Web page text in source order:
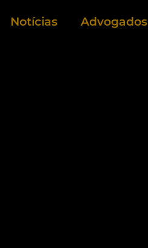
Notícias Advogados